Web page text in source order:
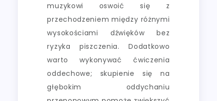
muzykowi oswoić się z
przechodzeniem między różnymi
wysokościami dźwięków bez
ryzyka piszczenia. Dodatkowo
warto wykonywać ćwiczenia
oddechowe; skupienie się na
głębokim oddychaniu